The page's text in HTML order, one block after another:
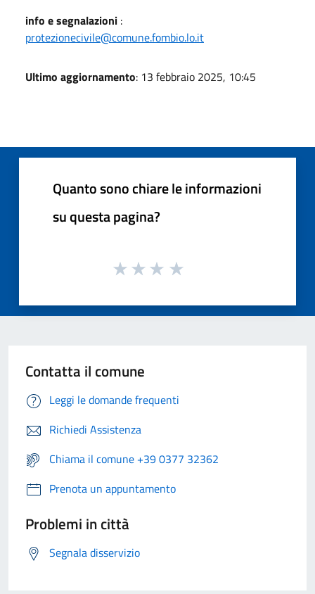
info e segnalazioni :
protezionecivile@comune.fombio.lo.it
Ultimo aggiornamento: 13 febbraio 2025, 10:45
Quanto sono chiare le informazioni
su questa pagina?
Contatta il comune
Leggi le domande frequenti
Richiedi Assistenza
Chiama il comune +39 0377 32362
Prenota un appuntamento
Problemi in città
Segnala disservizio